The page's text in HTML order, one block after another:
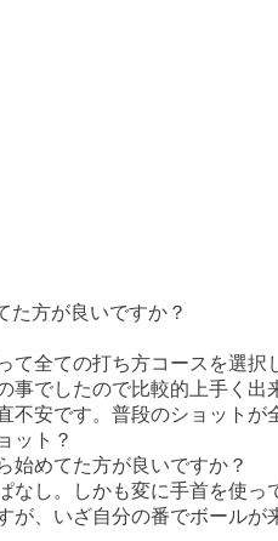
た方が良いですか？
て全ての打ち方コースを選
事でしたので比較的上手く
不安です。普段のショットが
ット？
始めてた方が良いですか？
なし。しかも変に手首を使っ
が、いざ自分の番でボール